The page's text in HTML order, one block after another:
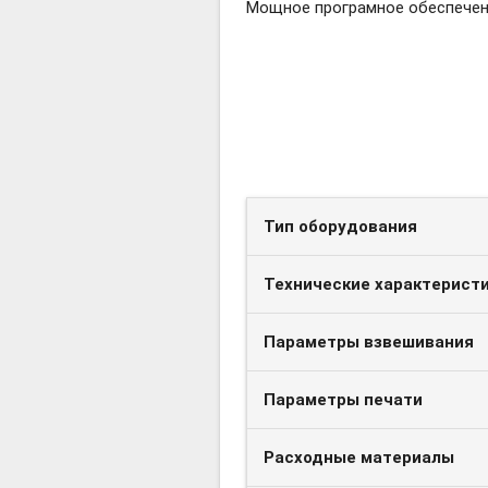
Мощное програмное
Тип оборудования
Технические
Параметры взвешивания
Параметры печати
Расходные материалы